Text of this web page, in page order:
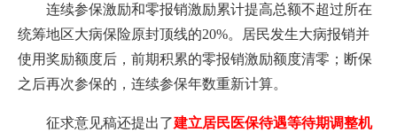
连续参保激励和零报销激励累计提高总额不超过所在
统筹地区大病保险原封顶线的20%。居民发生大病报销并
使用奖励额度后，前期积累的零报销激励额度清零；断保
之后再次参保的，连续参保年数重新计算。
征求意见稿还提出了建立居民医保待遇等待期调整机